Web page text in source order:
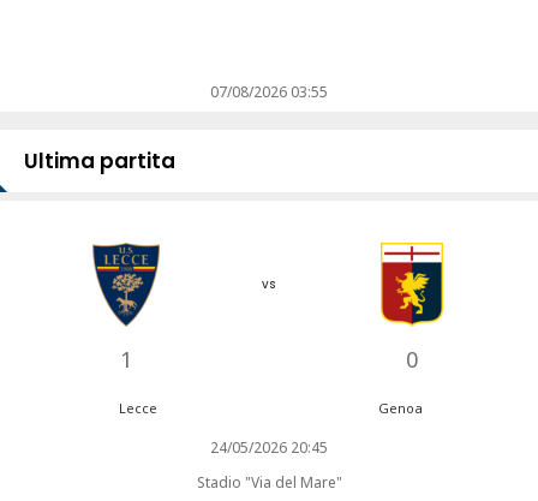
07/08/2026 03:55
Ultima partita
1
vs
0
Lecce Genoa
24/05/2026 20:45
Stadio "Via del Mare"